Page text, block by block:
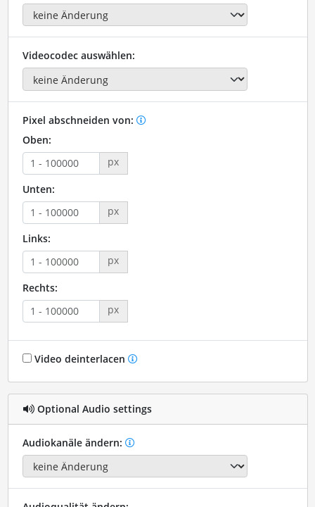
Videocodec auswählen:
Pixel abschneiden von:
Oben:
px
Unten:
px
Links:
px
Rechts:
px
Video deinterlacen
Optional Audio settings
Audiokanäle ändern: